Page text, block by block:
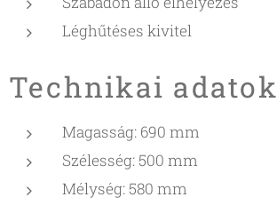
Léghűtéses kivitel
Technikai adatok
Magasság: 690 mm
Szélesség: 500 mm
Mélység: 580 mm